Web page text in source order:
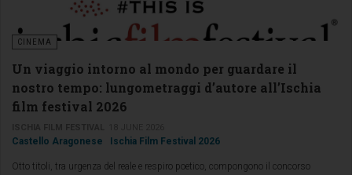
CINEMA
Un viaggio intorno al mondo per guardare il
nostro tempo: lungometraggi d’autore all’Ischia
film festival 2026
Castello Aragonese Ischia Film Festival 2026
Otto titoli, tra urgenza del reale e respiro poetico, compongono il concorso